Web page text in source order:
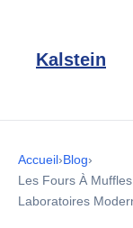
Kalstein
Accueil›Blog›
Les Fours À
Laboratoires